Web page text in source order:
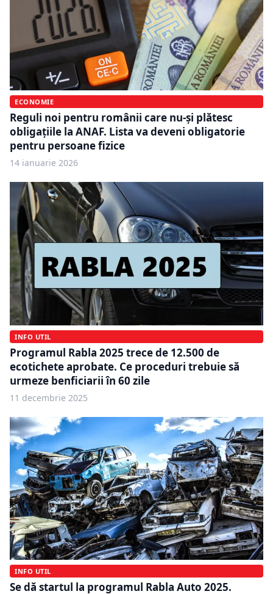
ECONOMIE
Reguli noi pentru românii care nu-și plătesc
obligațiile la ANAF. Lista va deveni obligatorie
pentru persoane fizice
14 ianuarie 2026
INFO UTIL
Programul Rabla 2025 trece de 12.500 de
ecotichete aprobate. Ce proceduri trebuie să
urmeze benficiarii în 60 zile
11 decembrie 2025
INFO UTIL
Se dă startul la programul Rabla Auto 2025.